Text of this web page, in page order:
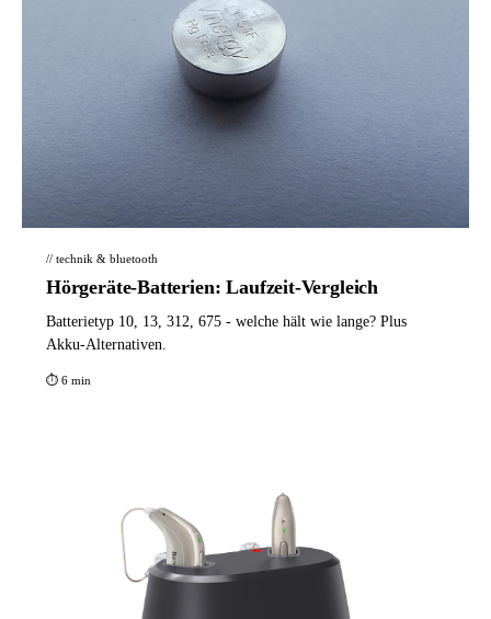
// technik & bluetooth
Hörgeräte-Batterien: Laufzeit-Vergleich
Batterietyp 10, 13, 312, 675 - welche hält wie lange? Plus
Akku-Alternativen.
⏱ 6 min